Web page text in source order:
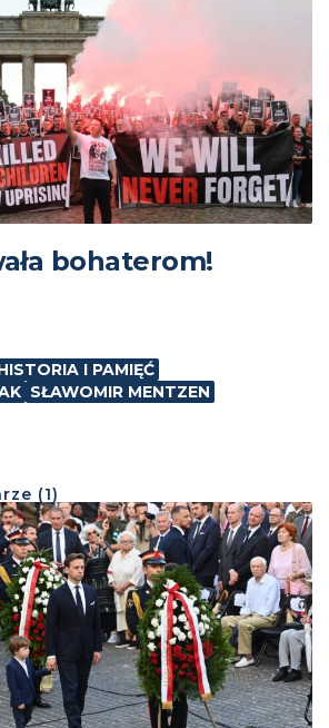
bohaterom!
I PAMIĘĆ
SŁAWOMIR MENTZEN
(1)